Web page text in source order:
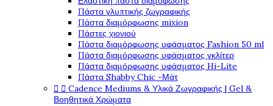
Πάστα γλυπτικής ζωγραφικής
Πάστα διαμόρφωσης mixion
Πάστες χιονιού
Πάστα διαμόρφωσης υφάσματος Fashion 50 ml
Πάστα διαμόρφωσης υφάσματος γκλίτερ
Πάστα διαμόρφωσης υφάσματος Hi-Lite
Πάστα Shabby Chic -Μάτ
  Cadence Mediums & Υλικά Ζωγραφικής | Gel &
Βοηθητικά Χρώματα